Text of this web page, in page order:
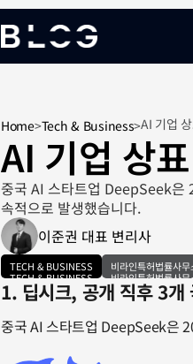
Home>Tech & Business>AI 기업
AI 기업 상
중국 AI 스타트업 DeepSeek은
속적으로 발생했습니다.
이준권 대표 변리사
TECH & BUSINESS
TECH & BUSINESS
비라인특허법률사무
비라인특허법률사무
1. 딥시크, 공개 직후 3개
중국 AI 스타트업 DeepSeek은